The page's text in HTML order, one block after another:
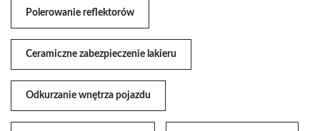
Polerowanie reflektorów
Ceramiczne zabezpieczenie lakieru
Odkurzanie wnętrza pojazdu